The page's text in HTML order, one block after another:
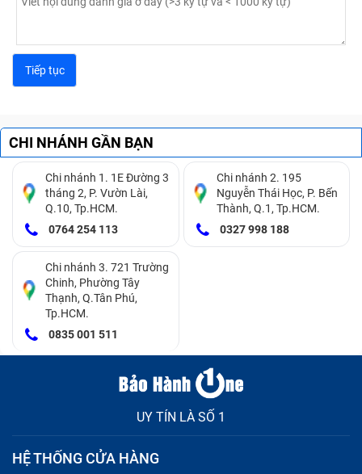
CHI NHÁNH GẦN BẠN
Chi nhánh 1. 1E Đường 3
tháng 2, P. Vườn Lài,
Q.10, Tp.HCM.
0764 254 113
Chi nhánh 2. 195
Nguyễn Thái Học, P. Bến
Thành, Q.1, Tp.HCM.
0327 998 188
Chi nhánh 3. 721 Trường
Chinh, Phường Tây
Thạnh, Q.Tân Phú,
Tp.HCM.
0835 001 511
UY TÍN LÀ SỐ 1
HỆ THỐNG CỬA HÀNG